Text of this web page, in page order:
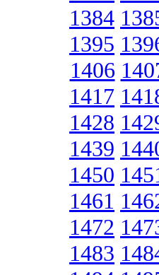
1384
1395
1406
1417
1428
1439
1450
1461
1472
1483